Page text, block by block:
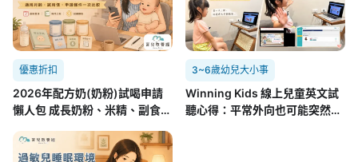
優惠折扣
2026年配方奶(奶粉)試喝申請
懶人包 成長奶粉、米精、副食品
3~6歲幼兒大小事
Winning Kids 線上兒童英文試
聽心得：平常外向也可能突然不